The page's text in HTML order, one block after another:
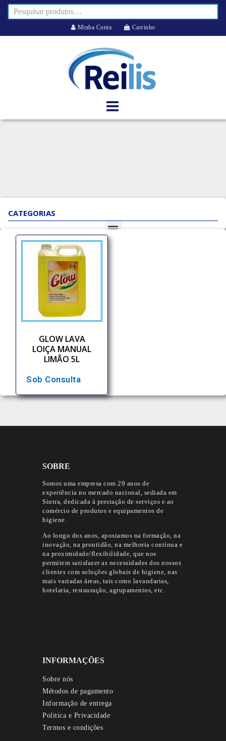
Minha Conta Carrinho
CATEGORIAS
GLOW LAVA
LOIÇA MANUAL
LIMÃO 5L
Sob Consulta
SOBRE
Somos uma empresa com 29 anos de
experiência no mercado nacional, sediada em
Sintra, dedicada à prestação de serviços e ao
comércio de produtos e equipamentos de
higiene.
Ao longo dos anos, apostamos na formação, na
inovação, na prontidão, na melhoria contínua e
na proximidade/flexibilidade, que nos
permitem satisfazer as necessidades dos nossos
clientes com soluções globais de higiene, nas
mais variadas áreas, tais como lavandarias,
hotelaria, restauração, agrupamentos, etc.
INFORMAÇÕES
Sobre nós
Métodos de pagamento
Informação de entrega
Politica e Privacidade
Termos e condições